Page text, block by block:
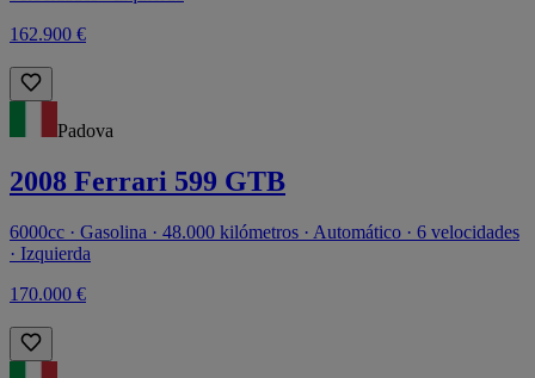
162.900 €
Padova
2008 Ferrari 599 GTB
6000cc · Gasolina · 48.000 kilómetros · Automático · 6 velocidades
· Izquierda
170.000 €